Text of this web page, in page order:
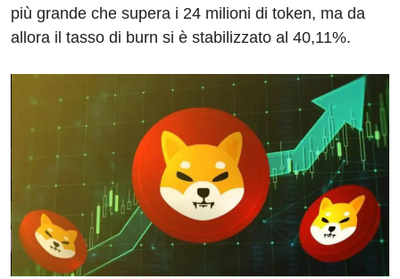
più grande che supera i 24 milioni di token, ma da
allora il tasso di burn si è stabilizzato al 40,11%.